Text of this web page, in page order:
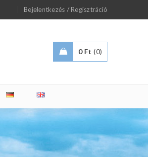
Bejelentkezés / Regisztráció
0 Ft 0